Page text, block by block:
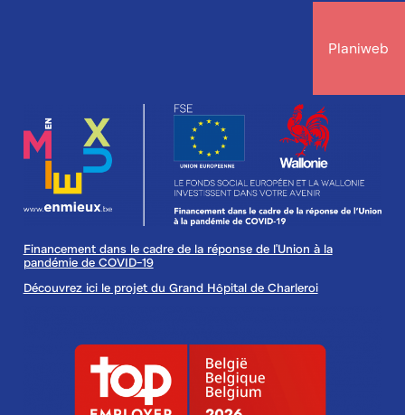
Planiweb
Financement dans le cadre de la réponse de l'Union à la
pandémie de COVID-19
Découvrez ici le projet du Grand Hôpital de Charleroi